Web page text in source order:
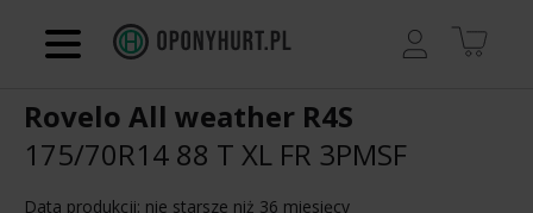
Kontakt
Rovelo All weather R4S
175/70R14 88 T XL FR 3PMSF
Data produkcji: nie starsze niż 36 miesięcy